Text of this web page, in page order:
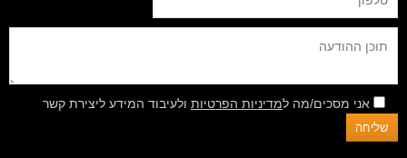
אני מסכים/מה למדיניות הפרטיות ולעיבוד המידע ליצירת קשר